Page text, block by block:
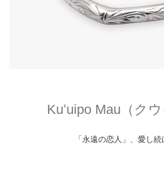
Kuʻuipo Mau（ク
「永遠の恋人」、愛し